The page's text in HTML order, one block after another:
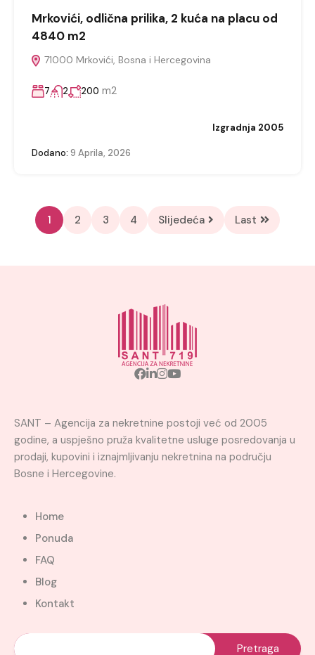
Mrkovići, odlična prilika, 2 kuća na placu od
4840 m2
71000 Mrkovići, Bosna i Hercegovina
7 2 200 m2
Izgradnja 2005
Dodano: 9 Aprila, 2026
1 2 3 4 Slijedeća Last
SANT – Agencija za nekretnine postoji već od 2005
godine, a uspješno pruža kvalitetne usluge posredovanja u
prodaji, kupovini i iznajmljivanju nekretnina na području
Bosne i Hercegovine.
Home
Ponuda
FAQ
Blog
Kontakt